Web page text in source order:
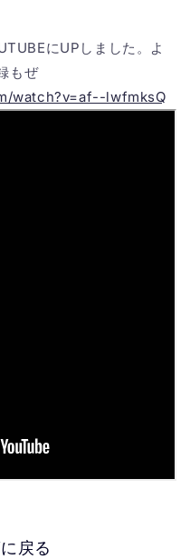
にUPしました。よ
もぜ
watch?v=af--lwfmksQ
戻る